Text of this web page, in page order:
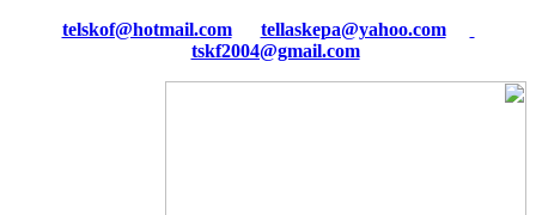
tellaskepa@yahoo.com
tskf2004@gmail.com